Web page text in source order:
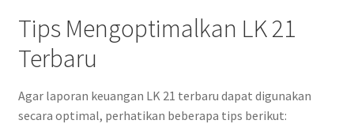
Tips Mengoptimalkan LK 21
Terbaru
Agar laporan keuangan LK 21 terbaru dapat digunakan
secara optimal, perhatikan beberapa tips berikut: